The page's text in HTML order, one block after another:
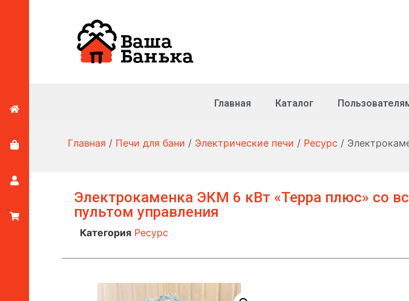
Главная Каталог
Главная / Печи для бани / Электрические печи / Ресурс /
Электрокаменка ЭКМ 6 кВт «Терра плюс» со
пультом управления
Категория Ресурс